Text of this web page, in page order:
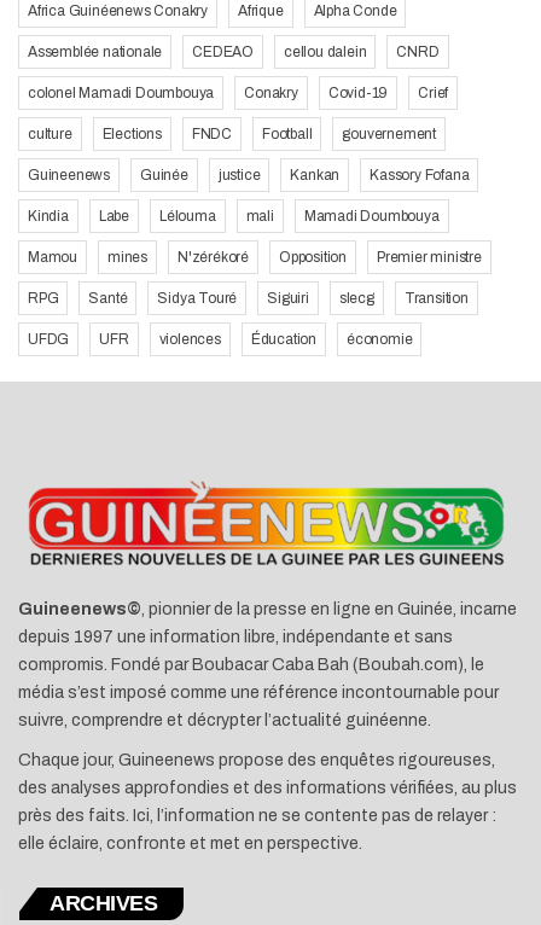
Africa Guinéenews Conakry Afrique Alpha Conde
Assemblée nationale CEDEAO cellou dalein CNRD
colonel Mamadi Doumbouya Conakry Covid-19 Crief
culture Elections FNDC Football gouvernement
Guineenews Guinée justice Kankan Kassory Fofana
Kindia Labe Lélouma mali Mamadi Doumbouya
Mamou mines N'zérékoré Opposition Premier ministre
RPG Santé Sidya Touré Siguiri slecg Transition
UFDG UFR violences Éducation économie
Guineenews© , pionnier de la presse en ligne en Guinée, incarne
depuis 1997 une information libre, indépendante et sans
compromis. Fondé par Boubacar Caba Bah (Boubah.com), le
média s’est imposé comme une référence incontournable pour
suivre, comprendre et décrypter l’actualité guinéenne.
Chaque jour, Guineenews propose des enquêtes rigoureuses,
des analyses approfondies et des informations vérifiées, au plus
près des faits. Ici, l’information ne se contente pas de relayer :
elle éclaire, confronte et met en perspective.
ARCHIVES